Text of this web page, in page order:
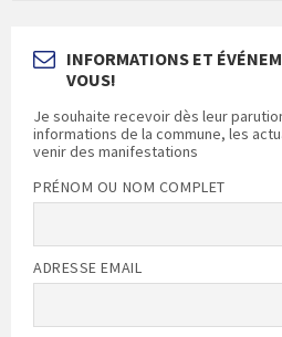
INFORMATIONS ET
VOUS!
Je souhaite recevoir dès leur
informations de la commune, les
venir des manifestations
PRÉNOM OU NOM COMPLET
ADRESSE EMAIL